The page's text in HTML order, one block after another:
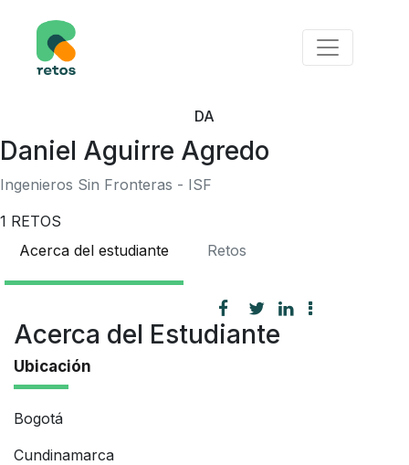
DA
Daniel Aguirre Agredo
Ingenieros Sin Fronteras - ISF
1 RETOS
Acerca del estudiante
Retos
Acerca del Estudiante
Ubicación
Bogotá
Cundinamarca